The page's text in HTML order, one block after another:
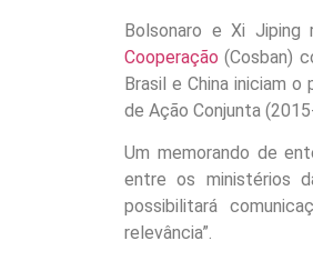
Bolsonaro e Xi
Cooperação (Cosban)
Brasil e China iniciam
de Ação Conjunta
Um memorando de
entre os ministérios
possibilitará
relevância”.